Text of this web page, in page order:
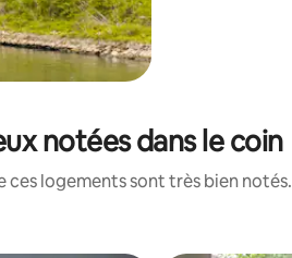
notées dans le coin
ces logements sont très bien notés.